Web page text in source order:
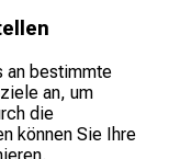
an bestimmte
an, um
die
können Sie Ihre